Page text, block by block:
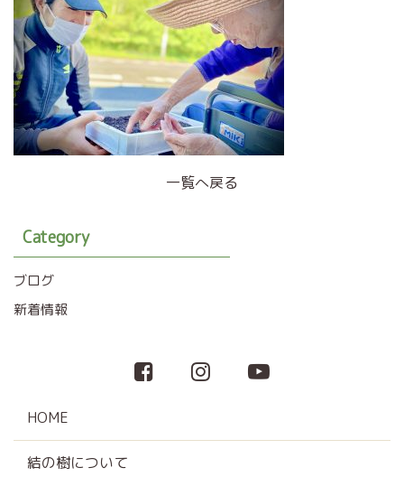
一覧へ戻る
Category
ブログ
新着情報
HOME
結の樹について